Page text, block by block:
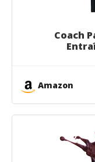
Coach
Amazon